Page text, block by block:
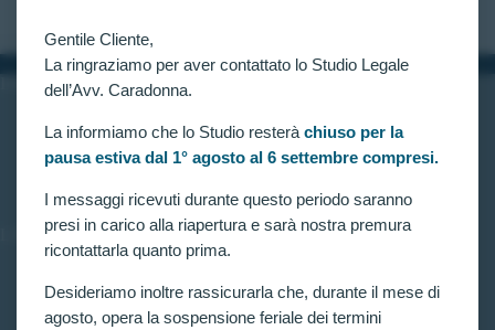
Gentile Cliente,
La ringraziamo per aver contattato lo Studio Legale
dell’Avv. Caradonna.
La informiamo che lo Studio resterà chiuso per la
pausa estiva dal 1° agosto al 6 settembre compresi.
I messaggi ricevuti durante questo periodo saranno
presi in carico alla riapertura e sarà nostra premura
ricontattarla quanto prima.
Desideriamo inoltre rassicurarla che, durante il mese di
agosto, opera la sospensione feriale dei termini
INFORMAZIONI
Chi siamo
Contatti
LINK UTILI
Privacy e Cookie Policy